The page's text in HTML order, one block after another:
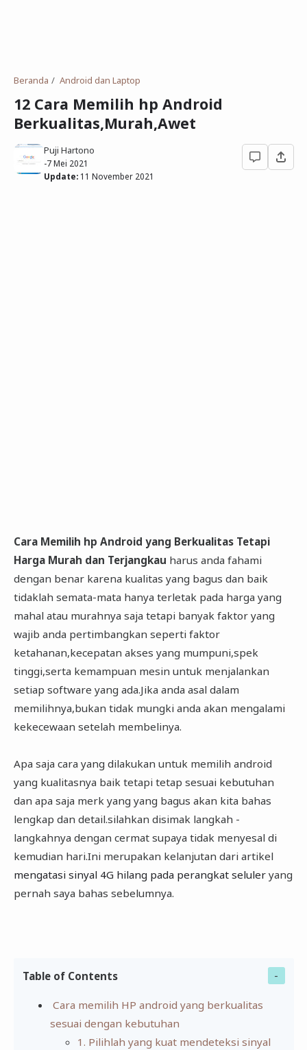
Gambar Orang dan Pohon
Download Soal
Tidak Bersekolah
Beranda Android dan Laptop
12 Cara Memilih hp Android
Berkualitas,Murah,Awet
Puji Hartono
-7 Mei 2021
Update: 11 November 2021
Cara Memilih hp Android yang Berkualitas Tetapi
Harga Murah dan Terjangkau harus anda fahami
dengan benar karena kualitas yang bagus dan baik
tidaklah semata-mata hanya terletak pada harga yang
mahal atau murahnya saja tetapi banyak faktor yang
wajib anda pertimbangkan seperti faktor
ketahanan,kecepatan akses yang mumpuni,spek
tinggi,serta kemampuan mesin untuk menjalankan
setiap software yang ada.Jika anda asal dalam
memilihnya,bukan tidak mungki anda akan mengalami
kekecewaan setelah membelinya.
Apa saja cara yang dilakukan untuk memilih android
yang kualitasnya baik tetapi tetap sesuai kebutuhan
dan apa saja merk yang yang bagus akan kita bahas
lengkap dan detail.silahkan disimak langkah -
langkahnya dengan cermat supaya tidak menyesal di
kemudian hari.Ini merupakan kelanjutan dari artikel
mengatasi sinyal 4G hilang pada perangkat seluleryang
pernah saya bahas sebelumnya.
Table of Contents
Cara memilih HP android yang berkualitas
sesuai dengan kebutuhan
1. Pilihlah yang kuat mendeteksi sinyal